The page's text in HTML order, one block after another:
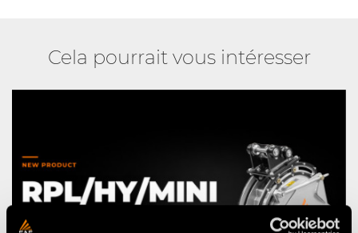
Cela pourrait vous intéresser